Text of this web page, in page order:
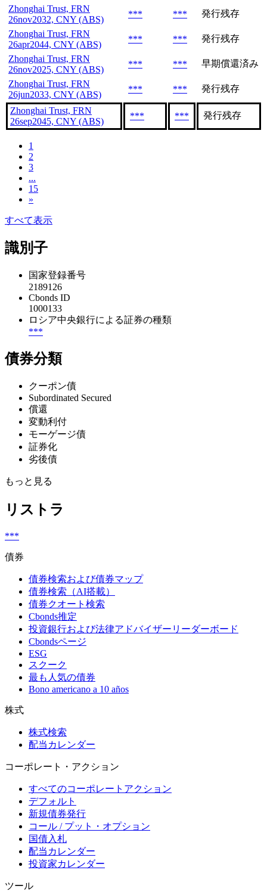
Zhonghai Trust, FRN
26nov2032, CNY (ABS)
*** ***
発行残存
Zhonghai Trust, FRN
26apr2044, CNY (ABS)
*** ***
発行残存
Zhonghai Trust, FRN
26nov2025, CNY (ABS)
*** ***
早期償還済み
Zhonghai Trust, FRN
26jun2033, CNY (ABS)
*** *** 発行残存
Zhonghai Trust, FRN
26sep2045, CNY (ABS)
*** *** 発行残存
1
2
3
...
15
»
すべて表示
識別子
国家登録番号
2189126
Cbonds ID
1000133
ロシア中央銀行による証券の種類
***
債券分類
クーポン債
Subordinated Secured
償還
変動利付
モーゲージ債
証券化
劣後債
もっと見る
リストラ
***
債券
債券検索および債券マップ
債券検索（AI搭載）
債券クオート検索
Cbonds推定
投資銀行および法律アドバイザーリーダーボード
Cbondsページ
ESG
スクーク
最も人気の債券
Bono americano a 10 años
株式
株式検索
配当カレンダー
コーポレート・アクション
すべてのコーポレートアクション
デフォルト
新規債券発行
コール / プット・オプション
国債入札
配当カレンダー
投資家カレンダー
ツール